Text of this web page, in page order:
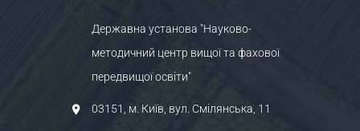
Державна установа "Науково-
методичний центр вищої та фахової
передвищої освіти"
03151, м. Київ, вул. Смілянська, 11